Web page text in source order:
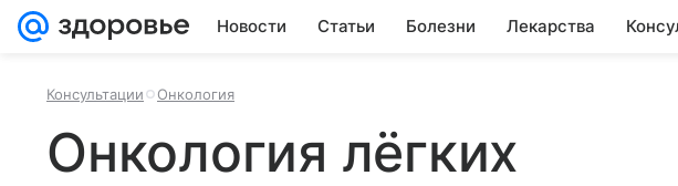
Новости Статьи Болезни Лекарства
Консультации Онкология
Онкология лёгких